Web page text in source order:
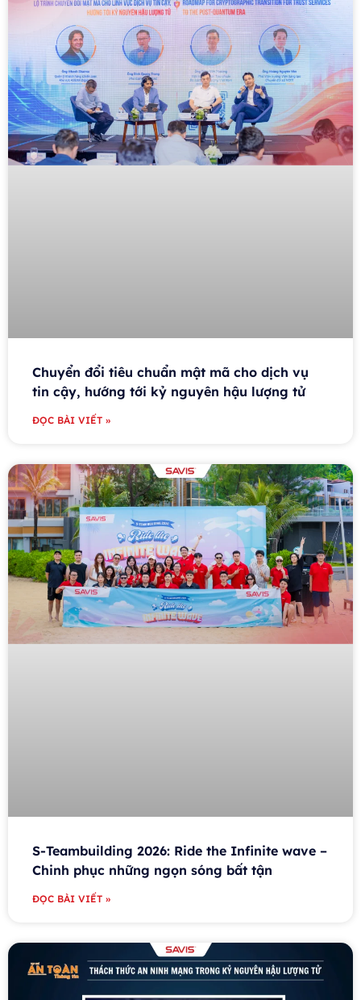
Chuyển đổi tiêu chuẩn mật mã cho dịch vụ
tin cậy, hướng tới kỷ nguyên hậu lượng tử
ĐỌC BÀI VIẾT »
S-Teambuilding 2026: Ride the Infinite wave –
Chinh phục những ngọn sóng bất tận
ĐỌC BÀI VIẾT »